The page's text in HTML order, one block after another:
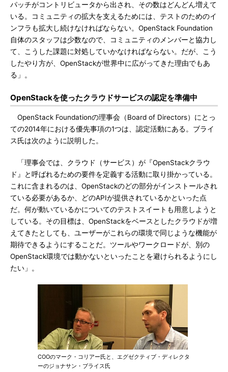
パッチがコントリビュータから出され、その数はどんどん増えて
いる。コミュニティの拡大を支えるためには、テストのためのイ
ンフラも拡大し続けなければならない。OpenStack Foundation
自体のスタッフは少数なので、コミュニティのメンバーと協力し
て、こうした課題に対処していかなければならない。だが、こう
したやり方が、OpenStackが世界中に広がってきた理由でもあ
る」。
OpenStackを使ったクラウドサービスの認定を準備中
OpenStack Foundationの理事会（Board of Directors）にとっ
ての2014年における優先事項の1つは、認定活動にある。ブライ
ス氏は次のように説明した。
「理事会では、クラウド（サービス）が『OpenStackクラウ
ド』と呼ばれるための要件を定義する活動に取り掛かっている。
これに含まれるのは、OpenStackのどの部分がインストールされ
ている必要があるか、どのAPIが提供されているかといった点
だ。何が動いているかについてのテストスイートも用意しようと
している。その目標は、OpenStackをベースとしたクラウドが増
えてきたとしても、ユーザーがこれらの環境で同じような機能が
期待できるようにすることだ。ツールやワークロードが、別の
OpenStack環境では動かないといったことを避けられるようにし
たい」。
COOのマーク・コリアー氏と、エグゼクティブ・ディレクタ
ーのジョナサン・ブライス氏